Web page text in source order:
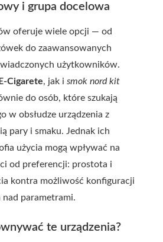
i grupa docelowa
oferuje wiele opcji — od
do zaawansowanych
użytkowników.
Cigarete, jak i smok nord kit
do osób, które szukają
w obsłudze urządzenia z
pary i smaku. Jednak ich
użycia mogą wpływać na
od preferencji: prostota i
kontra możliwość konfiguracji
parametrami.
te urządzenia?